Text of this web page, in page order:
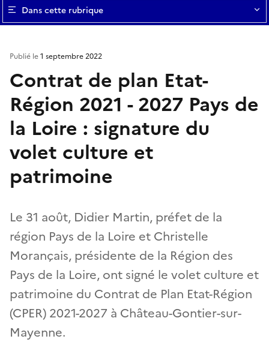
Dans cette rubrique
Contrat de plan Etat-
Région 2021 - 2027 Pays de
la Loire : signature du
volet culture et
patrimoine
Le 31 août, Didier Martin, préfet de la
région Pays de la Loire et Christelle
Morançais, présidente de la Région des
Pays de la Loire, ont signé le volet culture et
patrimoine du Contrat de Plan Etat-Région
(CPER) 2021-2027 à Château-Gontier-sur-
Mayenne.
Publié le1 septembre 2022